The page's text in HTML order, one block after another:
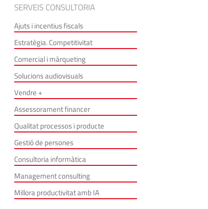
SERVEIS CONSULTORIA
Ajuts i incentius fiscals
Estratègia. Competitivitat
Comercial i màrqueting
Solucions audiovisuals
Vendre +
Assessorament financer
Qualitat processos i producte
Gestió de persones
Consultoria informàtica
Management consulting
Millora productivitat amb IA